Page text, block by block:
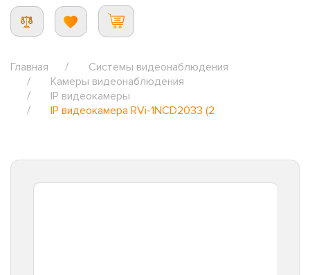
Главная
Системы видеонаблюдения
Камеры видеонаблюдения
IP видеокамеры
IP видеокамера RVi-1NCD2033 (2